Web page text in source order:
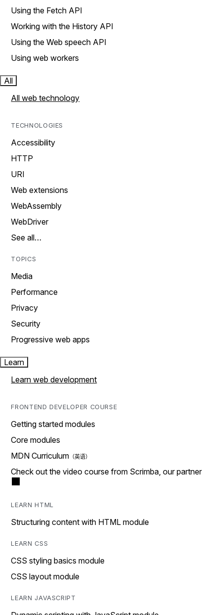
Using the Fetch API
Working with the History API
Using the Web speech API
Using web workers
All
All web technology
TECHNOLOGIES
Accessibility
HTTP
URI
Web extensions
WebAssembly
WebDriver
See all…
TOPICS
Media
Performance
Privacy
Security
Progressive web apps
Learn
Learn web development
FRONTEND DEVELOPER COURSE
Getting started modules
Core modules
MDN Curriculum
Check out the video course from Scrimba, our partner
LEARN HTML
Structuring content with HTML module
LEARN CSS
CSS styling basics module
CSS layout module
LEARN JAVASCRIPT